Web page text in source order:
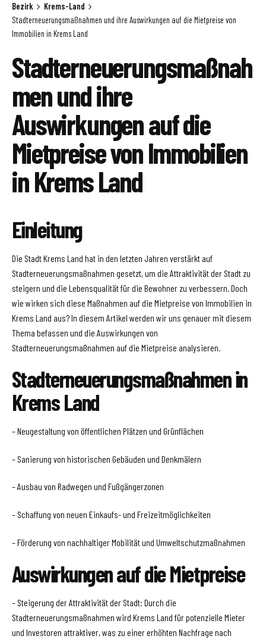
Bezirk
Krems-Land
Stadterneuerungsmaßnahmen und ihre Auswirkungen auf die Mietpreise von
Immobilien in Krems Land
Stadterneuerungsmaßnah
men und ihre
Auswirkungen auf die
Mietpreise von Immobilien
in Krems Land
Einleitung
Die Stadt Krems Land hat in den letzten Jahren verstärkt auf
Stadterneuerungsmaßnahmen gesetzt, um die Attraktivität der Stadt zu
steigern und die Lebensqualität für die Bewohner zu verbessern. Doch
wie wirken sich diese Maßnahmen auf die Mietpreise von Immobilien in
Krems Land aus? In diesem Artikel werden wir uns genauer mit diesem
Thema befassen und die Auswirkungen von
Stadterneuerungsmaßnahmen auf die Mietpreise analysieren.
Stadterneuerungsmaßnahmen in
Krems Land
– Neugestaltung von öffentlichen Plätzen und Grünflächen
– Sanierung von historischen Gebäuden und Denkmälern
– Ausbau von Radwegen und Fußgängerzonen
– Schaffung von neuen Einkaufs- und Freizeitmöglichkeiten
– Förderung von nachhaltiger Mobilität und Umweltschutzmaßnahmen
Auswirkungen auf die Mietpreise
– Steigerung der Attraktivität der Stadt: Durch die
Stadterneuerungsmaßnahmen wird Krems Land für potenzielle Mieter
und Investoren attraktiver, was zu einer erhöhten Nachfrage nach